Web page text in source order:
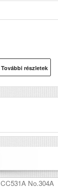
További részletek
CC531A No.304A